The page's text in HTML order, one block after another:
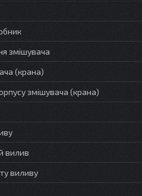
змішувача
(крана)
змішувача (крана)
вилив
виливу